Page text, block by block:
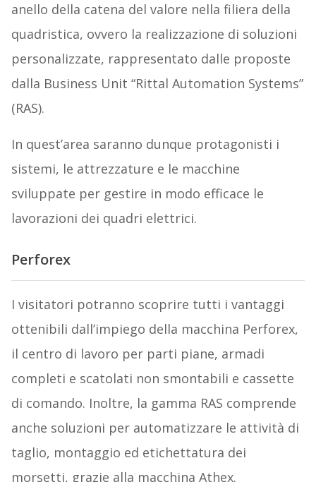
anello della catena del valore nella filiera della
quadristica, ovvero la realizzazione di soluzioni
personalizzate, rappresentato dalle proposte
dalla Business Unit “Rittal Automation Systems”
(RAS).
In quest’area saranno dunque protagonisti i
sistemi, le attrezzature e le macchine
sviluppate per gestire in modo efficace le
lavorazioni dei quadri elettrici.
Perforex
I visitatori potranno scoprire tutti i vantaggi
ottenibili dall’impiego della macchina Perforex,
il centro di lavoro per parti piane, armadi
completi e scatolati non smontabili e cassette
di comando. Inoltre, la gamma RAS comprende
anche soluzioni per automatizzare le attività di
taglio, montaggio ed etichettatura dei
morsetti, grazie alla macchina Athex.